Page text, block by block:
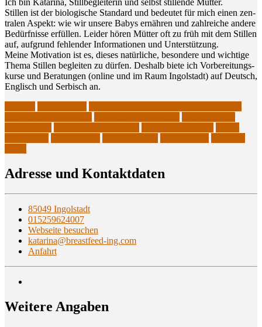
Ich bin Kata­ri­na, Still­be­glei­te­rin und selbst stil­len­de Mutter.
Stil­len ist der bio­lo­gi­sche Stan­dard und bedeu­tet für mich einen zen­
tra­len ​Aspekt: wie wir unse­re Babys ernäh­ren und zahl­rei­che ande­re
Bedürf­nis­se ​erfül­len. Lei­der hören Müt­ter oft zu früh mit dem Stil­len
auf, auf­grund ​feh­len­der Infor­ma­tio­nen und Unterstützung.
Mei­ne Moti­va­ti­on ist es, die­ses natür­li­che, beson­de­re und wich­ti­ge
The­ma Stil­len beglei­ten zu dür­fen. Des­halb bie­te ​ich Vor­be­rei­tungs­
kur­se und Bera­tun­gen (online und im Raum Ingol­stadt) auf Deutsch,
Eng­lisch und Ser­bisch an.
Adres­se und Kontaktdaten
85049 Ingolstadt
015259624007
Webseite besuchen
katarina@breastfeed-ing.com
Anfahrt
Wei­te­re Angaben